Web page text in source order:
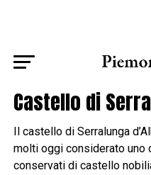
Castello di
Il castello di Serralunga
molti oggi considerato uno
conservati di castello